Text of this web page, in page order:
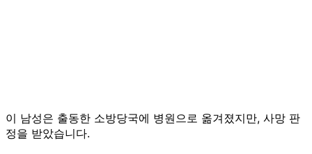
이 남성은 출동한 소방당국에 병원으로 옮겨졌지만, 사망 판
정을 받았습니다.